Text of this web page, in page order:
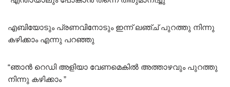
എബിയോടും പ്രണവിനോടും ഇന്ന് ലഞ്ച് പുറത്തു നിന്നു
കഴിക്കാം എന്നു പറഞ്ഞു
“ഞാൻ റെഡി അളിയാ വേണമെകിൽ അത്താഴവും പുറത്തു
നിന്നു കഴിക്കാം ”